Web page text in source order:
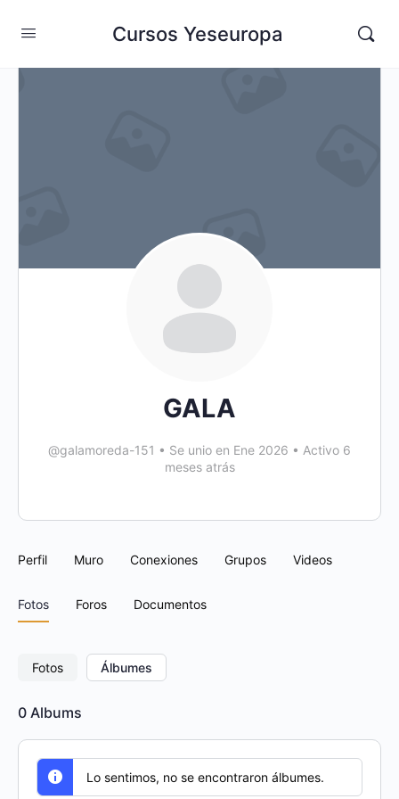
Cursos Yeseuropa
GALA
@galamoreda-151 • Se unio en Ene 2026 • Activo 6
meses atrás
Perfil Muro Conexiones Grupos Videos
Fotos Foros Documentos
Fotos Álbumes
0 Albums
Lo sentimos, no se encontraron álbumes.